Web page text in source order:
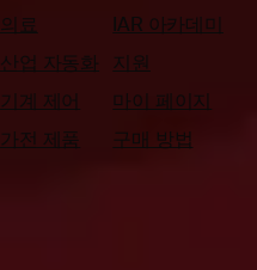
의료
산업 자동화
기계 제어
가전 제품
IAR 아카데미
지원
마이 페이지
구매 방법